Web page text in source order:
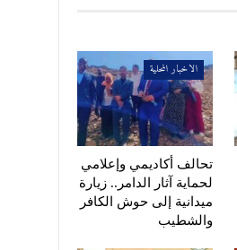
الاخبار المحلية
تحالف أكاديمي وإعلامي
لحماية آثار الدامر.. زيارة
ميدانية إلى حوش الكافر
والشطيب